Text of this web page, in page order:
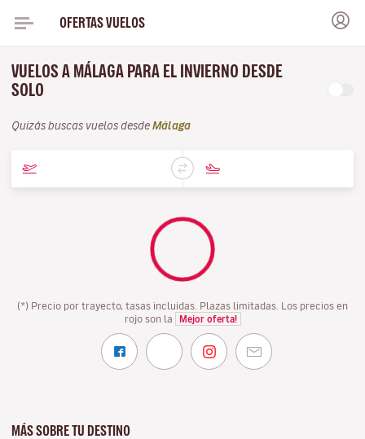
OFERTAS VUELOS
VUELOS A MÁLAGA PARA EL INVIERNO DESDE
SOLO
Quizás buscas vuelos desde Málaga
(*) Precio por trayecto, tasas incluidas. Plazas limitadas. Los precios en
rojo son la
Mejor oferta!
MÁS SOBRE TU DESTINO